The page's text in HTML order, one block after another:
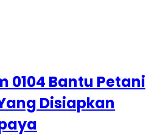
0104 Bantu Petani
Disiapkan